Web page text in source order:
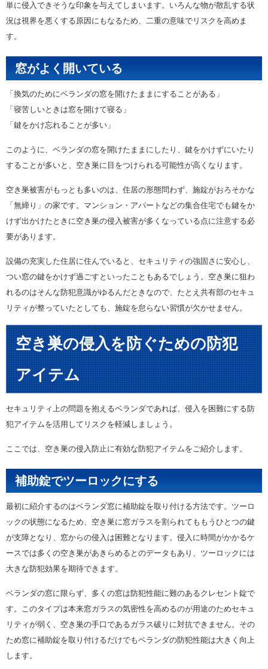
単に侵入できそうな印象を与えてしまいます。いろんな物が散乱する状
況は視界を悪くする原因にもなるため、二重の意味でリスクを高めま
す。
窓がよく開いている
「換気のためにベランダの窓を開けたままにすることがある」
「寝苦しいときは窓を開けて寝る」
「鍵をかけ忘れることが多い」
このように、ベランダの窓を開けたままにしたり、鍵をかけずにいたり
することが多いと、空き巣に目をつけられる可能性が高くなります。
空き巣被害がもっとも多いのは、住居の形態問わず、施錠がおろそかな
「無締り」の家です。マンション・アパートなどの集合住宅でも鍵をか
けず出かけたときに空き巣の侵入被害が多くなっている点に注意する必
要があります。
設備の充実した住居に住んでいると、セキュリティの強固さに安心し、
つい窓の鍵をかけず過ごすといったこともあるでしょう。空き巣に狙わ
れるのはそんな防犯意識がゆるんだときなので、たとえ共有部のセキュ
リティが整っていたとしても、施錠を怠らない習慣が欠かせません。
空き巣の侵入を防ぐための防犯
アイテム
セキュリティ上の問題を抱えるベランダであれば、侵入を困難にする防
犯アイテムを活用してリスクを軽減しましょう。
ここでは、空き巣の侵入防止に有効な防犯アイテムをご紹介します。
補助錠でツーロックにする
最初に紹介するのはベランダ窓に補助錠を取り付ける方法です。ツーロ
ックの状態になるため、空き巣に窓ガラスを割られてももうひとつの鍵
が支障となり、窓からの侵入は困難となります。侵入に時間がかかるケ
ースでは多くの空き巣があきらめるとのデータもあり、ツーロックには
大きな防犯効果を期待できます。
ベランダの窓に限らず、多くの窓は防犯性能に難のあるクレセント錠で
す。このタイプは本来窓ガラスの気密性を高めるのが用途のためセキュ
リティが弱く、空き巣の手口であるガラス破りに対抗できません。その
ため窓に補助錠を取り付けるだけでもベランダの防犯性能は大きく向上
します。